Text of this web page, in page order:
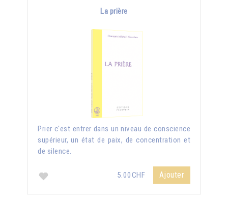
La prière
Prier c'est entrer dans un niveau de conscience
supérieur, un état de paix, de concentration et
de silence.
5.00CHF Ajouter